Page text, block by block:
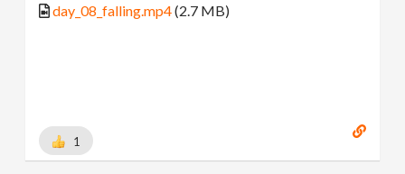
day_08_falling.mp4(2.7 MB)
1